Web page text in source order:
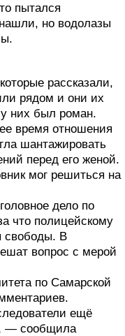
пытался
но водолазы
рассказали,
рядом и они их
них был роман.
время отношения
шантажировать
перед его женой.
мог решиться на
дело по
что полицейскому
свободы. В
вопрос с мерой
по Самарской
ещё
— сообщила